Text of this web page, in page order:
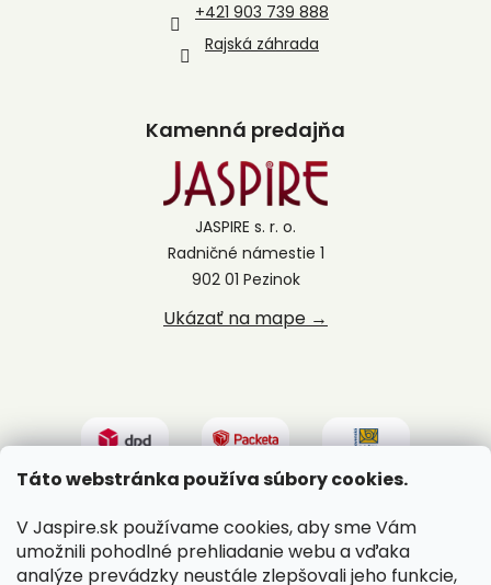
Táto webstránka používa súbory cookies.
V Jaspire.sk používame cookies, aby sme Vám
umožnili pohodlné prehliadanie webu a vďaka
analýze prevádzky neustále zlepšovali jeho funkcie,
+421 903 739 888
Rajská záhrada
Kamenná predajňa
JASPIRE s. r. o.
Radničné námestie 1
902 01 Pezinok
Ukázať na mape →